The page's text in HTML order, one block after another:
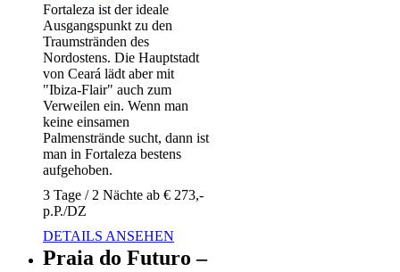
Fortaleza ist der ideale
Ausgangspunkt zu den
Traumstränden des
Nordostens. Die Hauptstadt
von Ceará lädt aber mit
"Ibiza-Flair" auch zum
Verweilen ein. Wenn man
keine einsamen
Palmenstrände sucht, dann ist
man in Fortaleza bestens
aufgehoben.
3 Tage / 2 Nächte ab € 273,-
p.P./DZ
DETAILS ANSEHEN
Praia do Futuro –